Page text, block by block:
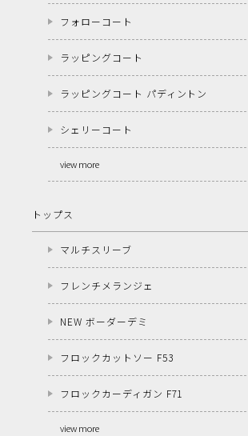
フォローコート
ラッピングコート
ラッピングコート パディントン
シェリーコート
view more
トップス
マルチスリーブ
フレンチメランジェ
NEW ボーダーデミ
フロックカットソー F53
フロックカーディガン F71
view more